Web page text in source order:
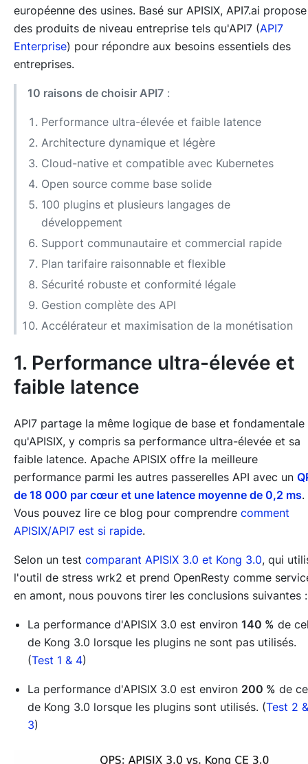
européenne des usines. Basé sur APISIX, API7.ai propose
des produits de niveau entreprise tels qu'API7 (API7
Enterprise) pour répondre aux besoins essentiels des
entreprises.
10 raisons de choisir API7 :
Performance ultra-élevée et faible latence
Architecture dynamique et légère
Cloud-native et compatible avec Kubernetes
Open source comme base solide
100 plugins et plusieurs langages de
développement
Support communautaire et commercial rapide
Plan tarifaire raisonnable et flexible
Sécurité robuste et conformité légale
Gestion complète des API
Accélérateur et maximisation de la monétisation
1. Performance ultra-élevée et
faible latence
API7 partage la même logique de base et fondamentale
qu'APISIX, y compris sa performance ultra-élevée et sa
faible latence. Apache APISIX offre la meilleure
performance parmi les autres passerelles API avec un
de 18 000 par cœur et une latence moyenne de 0,2 ms.
Vous pouvez lire ce blog pour comprendre comment
APISIX/API7 est si rapide.
Selon un test comparant APISIX 3.0 et Kong 3.0, qui
l'outil de stress wrk2 et prend OpenResty comme
en amont, nous pouvons tirer les conclusions suivantes :
La performance d'APISIX 3.0 est environ 140 % de
de Kong 3.0 lorsque les plugins ne sont pas utilisés.
(Test 1 & 4)
La performance d'APISIX 3.0 est environ 200 % de
de Kong 3.0 lorsque les plugins sont utilisés. (Test 2 &
3)